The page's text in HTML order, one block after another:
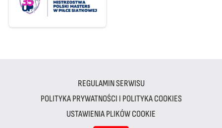
REGULAMIN SERWISU
POLITYKA PRYWATNOŚCI I POLITYKA COOKIES
USTAWIENIA PLIKÓW COOKIE